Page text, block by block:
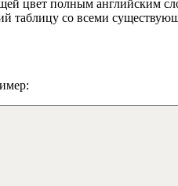
цвет полным английским
таблицу со всеми